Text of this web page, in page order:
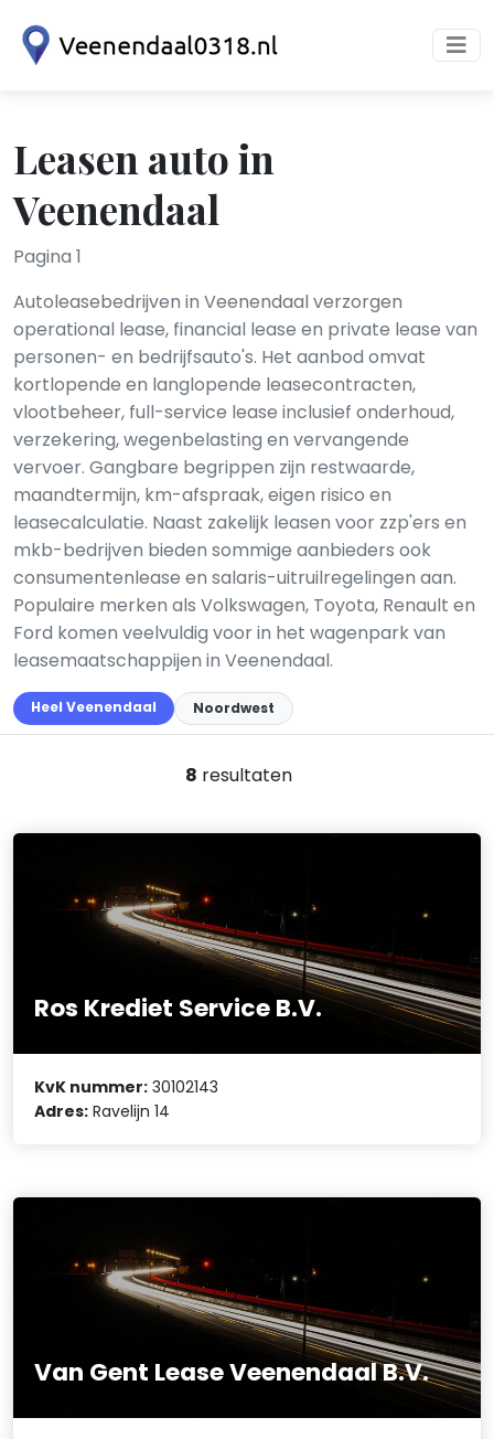
Leasen auto in
Veenendaal
Pagina 1
Autoleasebedrijven in Veenendaal verzorgen
operational lease, financial lease en private lease van
personen- en bedrijfsauto's. Het aanbod omvat
kortlopende en langlopende leasecontracten,
vlootbeheer, full-service lease inclusief onderhoud,
verzekering, wegenbelasting en vervangende
vervoer. Gangbare begrippen zijn restwaarde,
maandtermijn, km-afspraak, eigen risico en
leasecalculatie. Naast zakelijk leasen voor zzp'ers en
mkb-bedrijven bieden sommige aanbieders ook
consumentenlease en salaris-uitruilregelingen aan.
Populaire merken als Volkswagen, Toyota, Renault en
Ford komen veelvuldig voor in het wagenpark van
leasemaatschappijen in Veenendaal.
Heel Veenendaal Noordwest
8 resultaten
Ros Krediet Service B.V.
KvK nummer: 30102143
Adres: Ravelijn 14
Van Gent Lease Veenendaal B.V.